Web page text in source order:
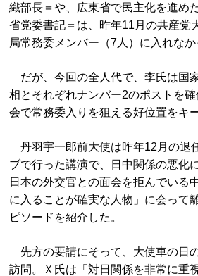
織部長＝や、広東省で民主化を進め
省党委書記＝は、昨年11月の共産党
局常務委メンバー（7人）に入れなか
だが、今回の全人代で、李氏は国
相とそれぞれナンバー2のポストを
会で常務委入りを狙える好位置をキ
丹羽宇一郎前大使は昨年12月の退
ブで行った講演で、日中関係の悪化
日本の外交官との面会を拒んでいる
に入ることが確実な人物」に会って
ピソードを紹介した。
先方の要請にそって、大使車の日
訪問。Ｘ氏は「対日関係を非常に重